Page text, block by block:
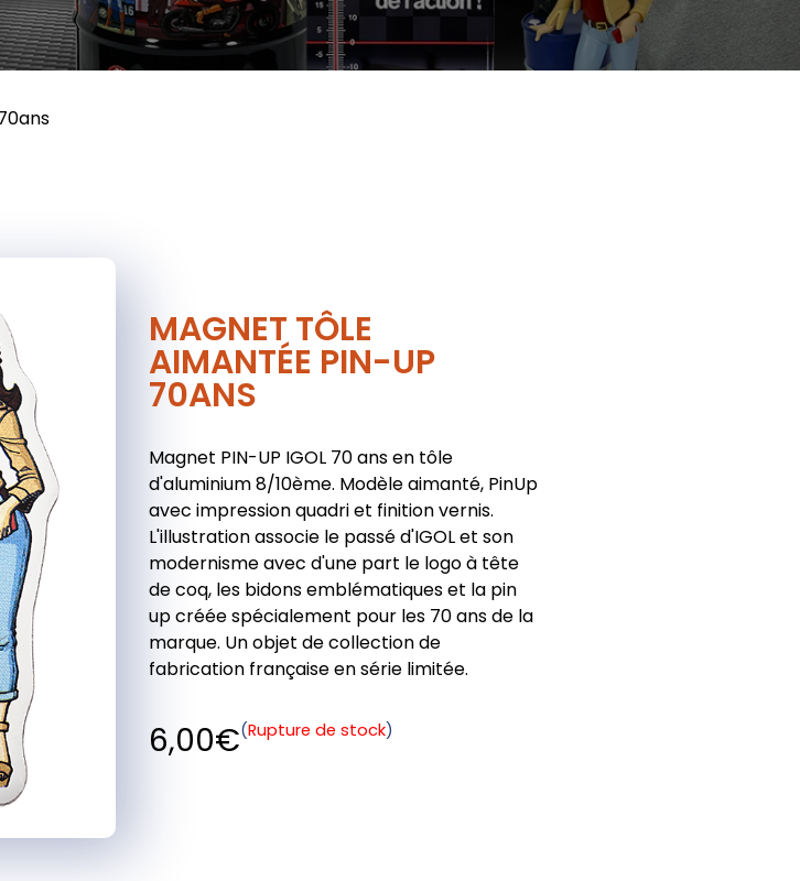
MAGNET TÔLE
AIMANTÉE PIN-UP
70ANS
Magnet PIN-UP IGOL 70 ans en tôle
d'aluminium 8/10ème. Modèle aimanté, PinUp
avec impression quadri et finition vernis.
L'illustration associe le passé d'IGOL et son
modernisme avec d'une part le logo à tête
de coq, les bidons emblématiques et la pin
up créée spécialement pour les 70 ans de la
marque. Un objet de collection de
fabrication française en série limitée.
6,00€ Rupture de stock